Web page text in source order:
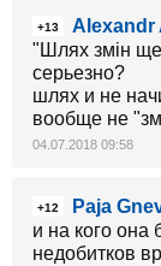
+13
Alexandr
"Шлях змін ще
серьезно?
шлях и не
вообще не
04.07.2018 09:58
+12
Paja
и на кого она
недобитков